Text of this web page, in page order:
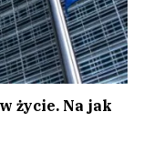
życie. Na jak